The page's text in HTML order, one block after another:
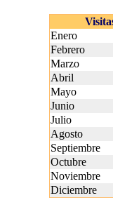
Enero
Febrero
Marzo
Abril
Mayo
Junio
Julio
Agosto
Septiembre
Octubre
Noviembre
Diciembre